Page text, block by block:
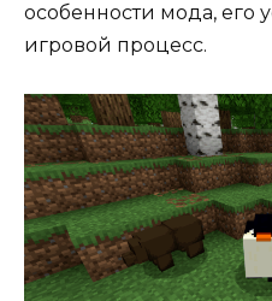
особенности мода, его
игровой процесс.